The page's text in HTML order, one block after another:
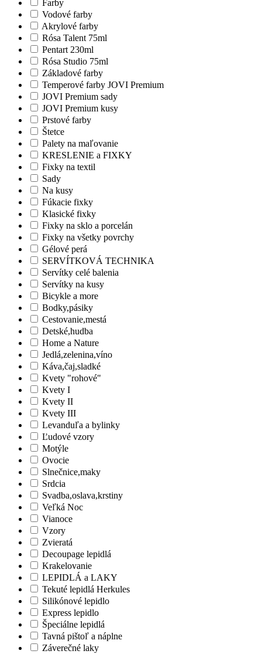
Farby
Vodové farby
Akrylové farby
Rósa Talent 75ml
Pentart 230ml
Rósa Studio 75ml
Základové farby
Temperové farby JOVI Premium
JOVI Premium sady
JOVI Premium kusy
Prstové farby
Štetce
Palety na maľovanie
KRESLENIE a FIXKY
Fixky na textil
Sady
Na kusy
Fúkacie fixky
Klasické fixky
Fixky na sklo a porcelán
Fixky na všetky povrchy
Gélové perá
SERVÍTKOVÁ TECHNIKA
Servítky celé balenia
Servítky na kusy
Bicykle a more
Bodky,pásiky
Cestovanie,mestá
Detské,hudba
Home a Nature
Jedlá,zelenina,víno
Káva,čaj,sladké
Kvety "rohové"
Kvety I
Kvety II
Kvety III
Levanduľa a bylinky
Ľudové vzory
Motýle
Ovocie
Slnečnice,maky
Srdcia
Svadba,oslava,krstiny
Veľká Noc
Vianoce
Vzory
Zvieratá
Decoupage lepidlá
Krakelovanie
LEPIDLÁ a LAKY
Tekuté lepidlá Herkules
Silikónové lepidlo
Express lepidlo
Špeciálne lepidlá
Tavná pištoľ a náplne
Záverečné laky